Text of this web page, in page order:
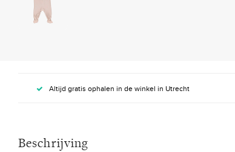
Altijd gratis ophalen in de winkel in Utrecht
Beschrijving